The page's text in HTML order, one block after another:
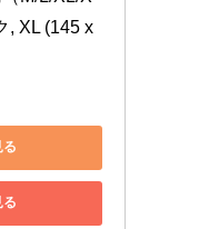
, XL (145 x
る